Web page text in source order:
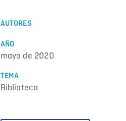
AUTORES
AÑO
mayo de 2020
TEMA
Biblioteca